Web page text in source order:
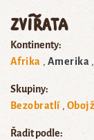
Zvířata
Kontinenty:
Afrika
Amerika
Skupiny:
Bezobratlí
Řadit podle: